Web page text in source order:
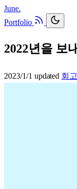
June.
Portfolio
2022년을 보
2023/1/1 updated 회고